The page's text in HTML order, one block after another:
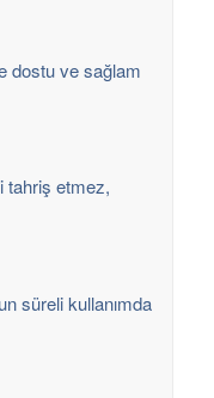
dostu ve sağlam
tahriş etmez,
süreli kullanımda